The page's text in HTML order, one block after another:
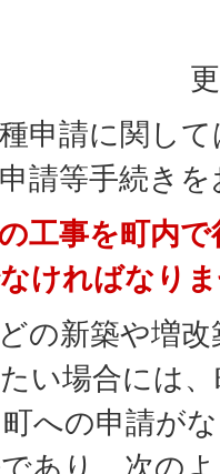
申請に関し
請等手続き
工事を町内
ければなり
の新築や増
い場合には
への申請が
あり、次の